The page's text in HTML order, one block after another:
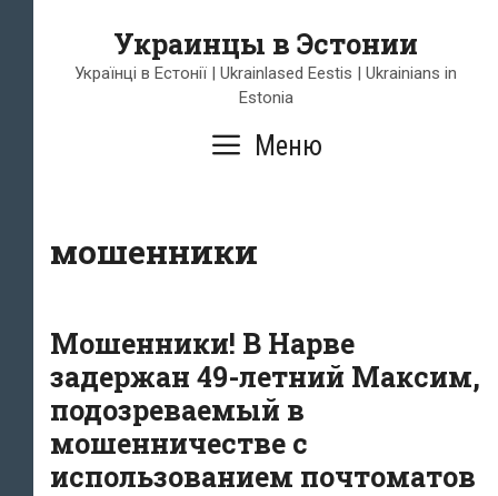
содержимому
Украинцы в Эстонии
Українці в Естонії | Ukrainlased Eestis | Ukrainians in
Estonia
Меню
мошенники
Мошенники! В Нарве
задержан 49-летний Максим,
подозреваемый в
мошенничестве с
использованием почтоматов